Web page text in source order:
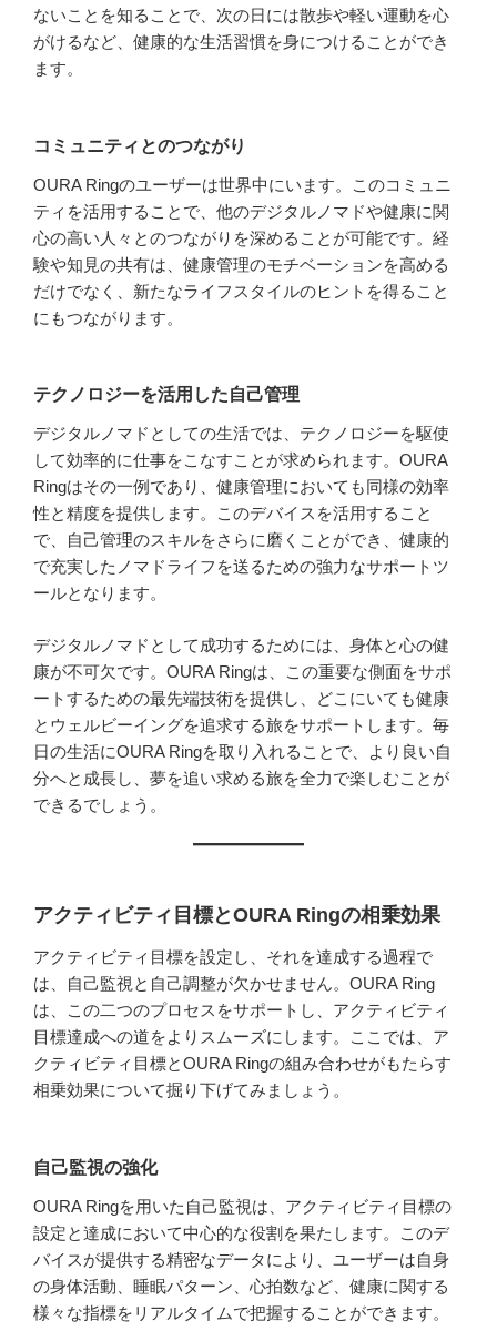
ないことを知ることで、次の日には散歩や軽い運動を心
がけるなど、健康的な生活習慣を身につけることができ
ます。
コミュニティとのつながり
OURA Ringのユーザーは世界中にいます。このコミュニ
ティを活用することで、他のデジタルノマドや健康に関
心の高い人々とのつながりを深めることが可能です。経
験や知見の共有は、健康管理のモチベーションを高める
だけでなく、新たなライフスタイルのヒントを得ること
にもつながります。
テクノロジーを活用した自己管理
デジタルノマドとしての生活では、テクノロジーを駆使
して効率的に仕事をこなすことが求められます。OURA
Ringはその一例であり、健康管理においても同様の効率
性と精度を提供します。このデバイスを活用すること
で、自己管理のスキルをさらに磨くことができ、健康的
で充実したノマドライフを送るための強力なサポートツ
ールとなります。
デジタルノマドとして成功するためには、身体と心の健
康が不可欠です。OURA Ringは、この重要な側面をサポ
ートするための最先端技術を提供し、どこにいても健康
とウェルビーイングを追求する旅をサポートします。毎
日の生活にOURA Ringを取り入れることで、より良い自
分へと成長し、夢を追い求める旅を全力で楽しむことが
できるでしょう。
アクティビティ目標とOURA Ringの相乗効果
アクティビティ目標を設定し、それを達成する過程で
は、自己監視と自己調整が欠かせません。OURA Ring
は、この二つのプロセスをサポートし、アクティビティ
目標達成への道をよりスムーズにします。ここでは、ア
クティビティ目標とOURA Ringの組み合わせがもたらす
相乗効果について掘り下げてみましょう。
自己監視の強化
OURA Ringを用いた自己監視は、アクティビティ目標の
設定と達成において中心的な役割を果たします。このデ
バイスが提供する精密なデータにより、ユーザーは自身
の身体活動、睡眠パターン、心拍数など、健康に関する
様々な指標をリアルタイムで把握することができます。